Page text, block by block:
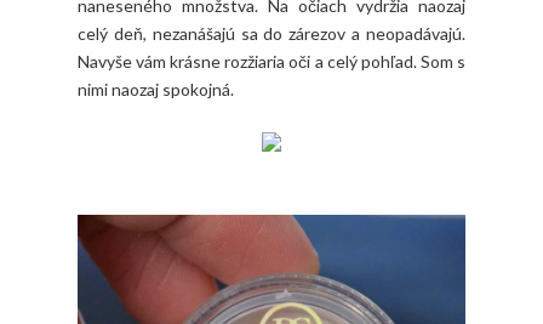
naneseného množstva. Na očiach vydržia naozaj
celý deň, nezanášajú sa do zárezov a neopadávajú.
Navyše vám krásne rozžiaria oči a celý pohľad. Som s
nimi naozaj spokojná.